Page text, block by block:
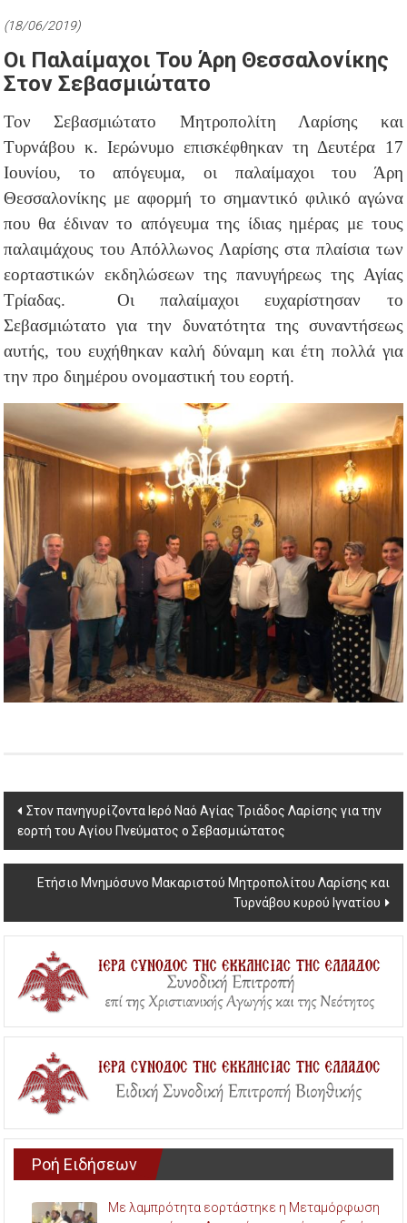
(18/06/2019)
Οι Παλαίμαχοι Του Άρη Θεσσαλονίκης
Στον Σεβασμιώτατο
Τον Σεβασμιώτατο Μητροπολίτη Λαρίσης και
Τυρνάβου κ. Ιερώνυμο επισκέφθηκαν τη Δευτέρα 17
Ιουνίου, το απόγευμα, οι παλαίμαχοι του Άρη
Θεσσαλονίκης με αφορμή το σημαντικό φιλικό αγώνα
που θα έδιναν το απόγευμα της ίδιας ημέρας με τους
παλαιμάχους του Απόλλωνος Λαρίσης στα πλαίσια των
εορταστικών εκδηλώσεων της πανυγήρεως της Αγίας
Τρίαδας. Οι παλαίμαχοι ευχαρίστησαν το
Σεβασμιώτατο για την δυνατότητα της συναντήσεως
αυτής, του ευχήθηκαν καλή δύναμη και έτη πολλά για
την προ διημέρου ονομαστική του εορτή.
Post
navigation
Στον πανηγυρίζοντα Ιερό Ναό Αγίας Τριάδος Λαρίσης για την
εορτή του Αγίου Πνεύματος ο Σεβασμιώτατος
Ετήσιο Μνημόσυνο Μακαριστού Μητροπολίτου Λαρίσης και
Τυρνάβου κυρού Ιγνατίου
Ροή Ειδήσεων
Με λαμπρότητα εορτάστηκε η Μεταμόρφωση